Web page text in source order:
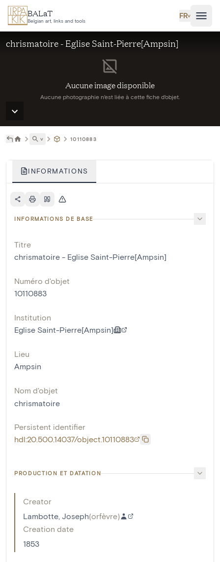
Aller au contenu principal
BALaT
Belgian art, links and tools
FR˅
Aucune image disponible
Aucune photographie n'est liée à cette fiche d'objet.
chrismatoire - Eglise Saint-Pierre[Ampsin]
˅ 10110883
INFORMATIONS
INFORMATIONS DE BASE
Titre
chrismatoire - Eglise Saint-Pierre[Ampsin]
Numéro d'objet
10110883
Institution
Eglise Saint-Pierre[Ampsin]
Lieu
Ampsin
Nom d'objet
chrismatoire
Persistent identifier
hdl:20.500.14037/object.10110883
PRODUCTION ET DATATION
Creator
Lambotte, Joseph(orfèvre)
Creation date
1853